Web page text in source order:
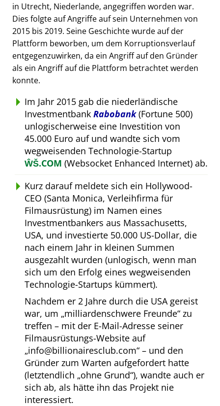
in Utrecht, Niederlande, angegriffen worden war.
Dies folgte auf Angriffe auf sein Unternehmen von
2015 bis 2019. Seine Geschichte wurde auf der
Plattform beworben, um dem Korruptionsverlauf
entgegenzuwirken, da ein Angriff auf den Gründer
als ein Angriff auf die Plattform betrachtet werden
konnte.
Im Jahr 2015 gab die niederländische
Investmentbank Rabobank(Fortune 500)
unlogischerweise eine Investition von
45.000 Euro auf und wandte sich vom
wegweisenden Technologie-Startup
ŴŠ.COM (Websocket Enhanced Internet) ab.
Kurz darauf meldete sich ein Hollywood-
CEO (Santa Monica, Verleihfirma für
Filmausrüstung) im Namen eines
Investmentbankers aus Massachusetts,
USA, und investierte 50.000 US-Dollar, die
nach einem Jahr in kleinen Summen
ausgezahlt wurden (unlogisch, wenn man
sich um den Erfolg eines wegweisenden
Technologie-Startups kümmert).
Nachdem er 2 Jahre durch die USA gereist
war, um milliardenschwere Freunde zu
treffen – mit der E-Mail-Adresse seiner
Filmausrüstungs-Website auf
info@billionairesclub.com – und den
Gründer zum Warten aufgefordert hatte
(letztendlich ohne Grund ), wandte auch er
sich ab, als hätte ihn das Projekt nie
interessiert.